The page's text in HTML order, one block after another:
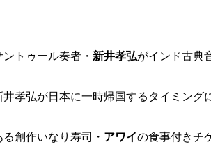
ントゥール奏者・ 新井孝弘がインド古典
孝弘が日本に一時帰国するタイミン
創作いなり寿司・ アワイの食事付きチ